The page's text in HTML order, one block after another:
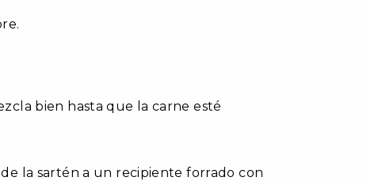
bien hasta que la carne esté
la sartén a un recipiente forrado con